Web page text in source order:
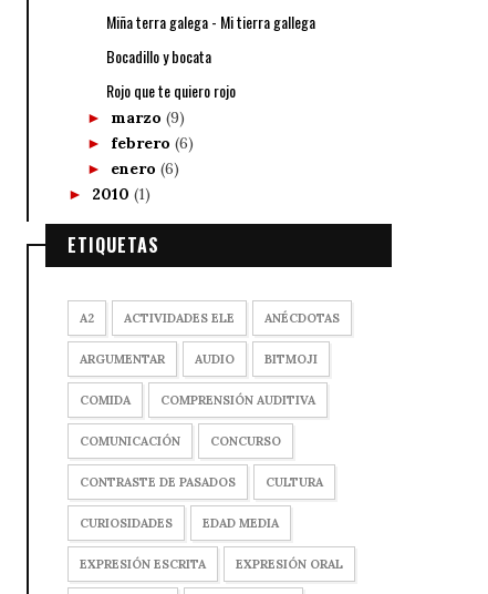
Miña terra galega - Mi tierra gallega
Bocadillo y bocata
Rojo que te quiero rojo
► marzo (9)
► febrero (6)
► enero (6)
► 2010 (1)
ETIQUETAS
A2 ACTIVIDADES ELE ANÉCDOTAS
ARGUMENTAR AUDIO BITMOJI
COMIDA COMPRENSIÓN AUDITIVA
COMUNICACIÓN CONCURSO
CONTRASTE DE PASADOS CULTURA
CURIOSIDADES EDAD MEDIA
EXPRESIÓN ESCRITA EXPRESIÓN ORAL